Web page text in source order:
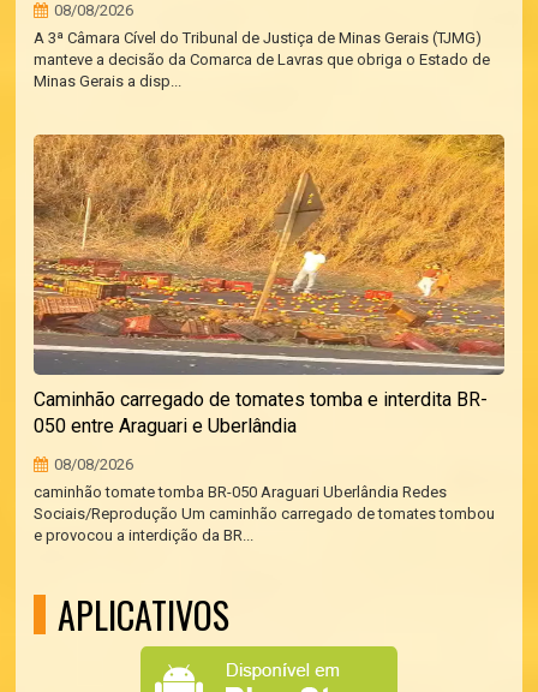
08/08/2026
A 3ª Câmara Cível do Tribunal de Justiça de Minas Gerais (TJMG)
manteve a decisão da Comarca de Lavras que obriga o Estado de
Minas Gerais a disp...
Caminhão carregado de tomates tomba e interdita BR-
050 entre Araguari e Uberlândia
08/08/2026
caminhão tomate tomba BR-050 Araguari Uberlândia Redes
Sociais/Reprodução Um caminhão carregado de tomates tombou
e provocou a interdição da BR...
APLICATIVOS